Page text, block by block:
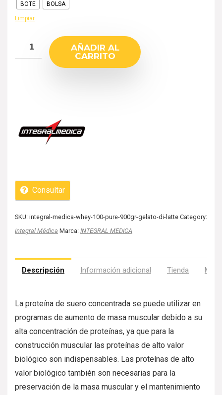
BOTE BOLSA
Limpiar
AÑADIR AL
CARRITO
Consultar
SKU: integral-medica-whey-100-pure-900gr-gelato-di-latte Category:
Integral Médica Marca: INTEGRAL MEDICA
Descripción Información adicional Tienda Más
La proteína de suero concentrada se puede utilizar en
programas de aumento de masa muscular debido a su
alta concentración de proteínas, ya que para la
construcción muscular las proteínas de alto valor
biológico son indispensables. Las proteínas de alto
valor biológico también son necesarias para la
preservación de la masa muscular y el mantenimiento